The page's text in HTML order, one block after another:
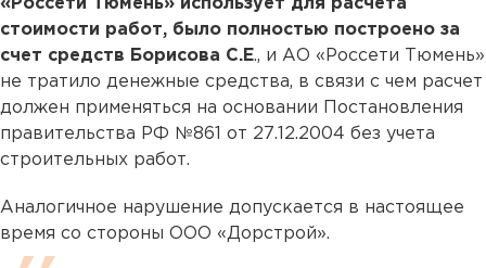
«Россети Тюмень» использует для расчета
стоимости работ, было полностью построено за
счет средств Борисова С.Е., и АО «Россети Тюмень»
не тратило денежные средства, в связи с чем расчет
должен применяться на основании Постановления
правительства РФ №861 от 27.12.2004 без учета
строительных работ.
Аналогичное нарушение допускается в настоящее
время со стороны ООО «Дорстрой».